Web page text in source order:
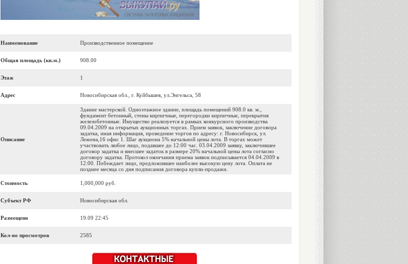
Наименование Производственное помещение
Общая площадь (кв.м.) 908.00
Этаж 1
Адрес Новосибирская обл., г. Куйбышев, ул.Энгельса, 58
Описание
Здание мастерской. Одноэтажное здание, площадь помещений 908.0 кв. м.,
фундамент бетонный, стены кирпичные, перегородки кирпичные, перекрытия
железобетонные. Имущество реализуется в рамках конкурсного производства
09.04.2009 на открытых аукционных торгах. Прием заявок, заключение договора
задатка, иная информация, проведение торгов по адресу: г. Новосибирск, ул.
Лежена,16 офис 1. Шаг аукциона 5% начальной цены лота. В торгах может
участвовать любое лицо, подавшее до 12:00 час. 03.04.2009 заявку, заключившее
договор задатка и внесшее задаток в размере 20% начальной цены лота согласно
договору задатка. Протокол окончания приема заявок подписывается 04.04.2009 в
12:00. Побеждает лицо, предложившее наиболее высокую цену лота. Оплата не
позднее месяца со дня подписания договора купли-продажи.
Стоимость 1,000,000 руб.
Субъект РФ Новосибирская обл.
Размещено 19.09 22:45
Кол-во просмотров 2585